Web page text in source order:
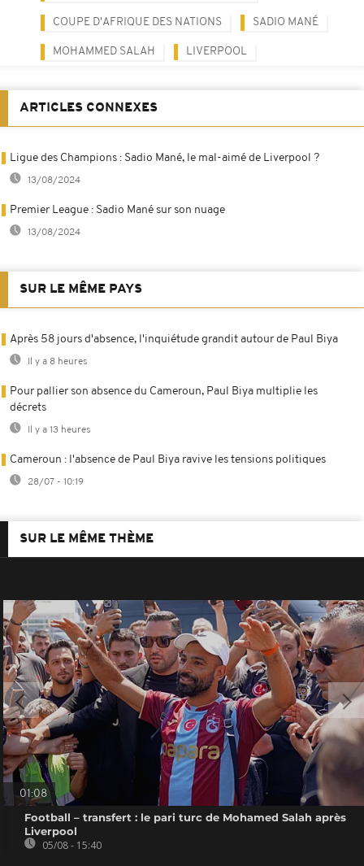
COUPE D'AFRIQUE DES NATIONS SADIO MANÉ
MOHAMMED SALAH LIVERPOOL
ARTICLES CONNEXES
Ligue des Champions : Sadio Mané, le mal-aimé de Liverpool ?
13/08/2024
Premier League : Sadio Mané sur son nuage
13/08/2024
SUR LE MÊME PAYS
Après 58 jours d'absence, l'inquiétude grandit autour de Paul Biya
Il y a 8 heures
Pour pallier son absence du Cameroun, Paul Biya multiplie les
décrets
Il y a 13 heures
Cameroun : l'absence de Paul Biya ravive les tensions politiques
28/07 - 10:19
SUR LE MÊME THÈME
01:08
Football – transfert : le pari turc de Mohamed Salah après
Liverpool
05/08 - 15:40